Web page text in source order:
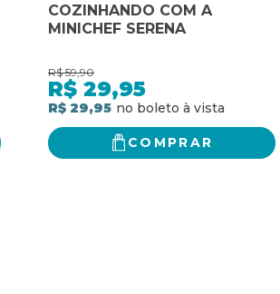
COZINHANDO COM A
MINICHEF SERENA
R$ 59,90
R$ 29,95
R$ 29,95
COMPRAR